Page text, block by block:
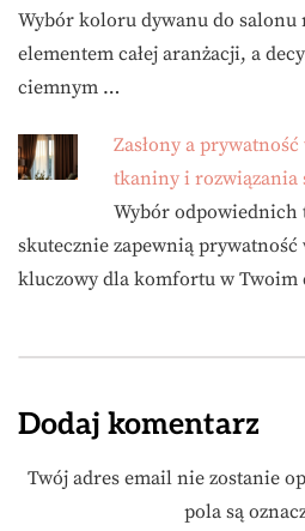
Wybór koloru dywanu do salonu
elementem całej aranżacji, a
ciemnym …
Zasłony a
tkaniny i rozwiązania
Wybór odpowiednich
skutecznie zapewnią prywatność
kluczowy dla komfortu w
Dodaj komentarz
Twój adres email nie zostanie
pola są